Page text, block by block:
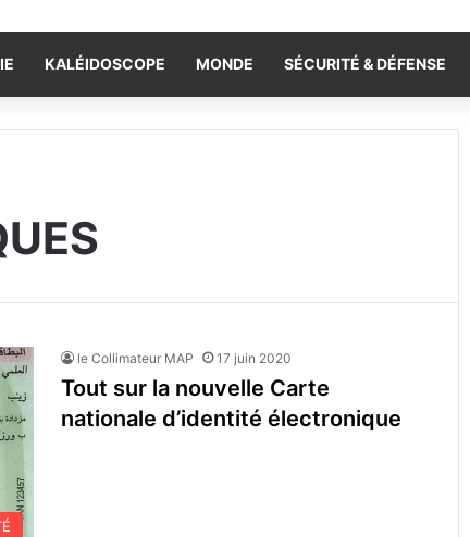
KALÉIDOSCOPE MONDE SÉCURITÉ & DÉFENSE
le Collimateur MAP 17 juin 2020
Tout sur la nouvelle Carte
nationale d’identité électronique